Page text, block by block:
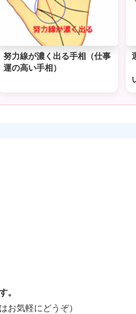
努力線が濃く出る手相（仕事
運の高い手相）
。
お気軽にどうぞ）